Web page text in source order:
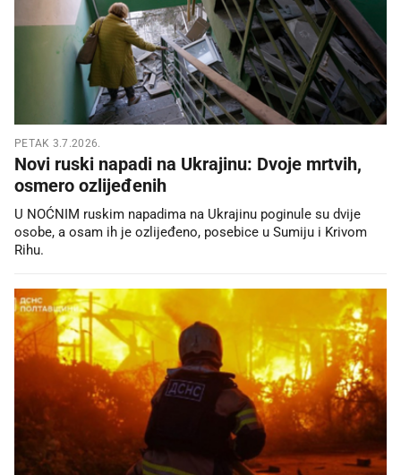
PETAK 3.7.2026.
Novi ruski napadi na Ukrajinu: Dvoje mrtvih,
osmero ozlijeđenih
U NOĆNIM ruskim napadima na Ukrajinu poginule su dvije
osobe, a osam ih je ozlijeđeno, posebice u Sumiju i Krivom
Rihu.